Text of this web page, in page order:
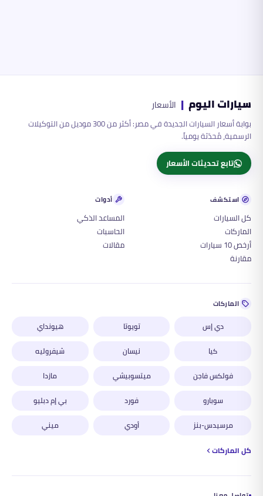
سيارات اليوم | الأسعار
بوابة أسعار السيارات الجديدة في مصر: أكثر من 300 موديل من التوكيلات
الرسمية، مُحدّثة يومياً.
تابع تحديثات الأسعار
استكشف
كل السيارات
الماركات
أرخص 10 سيارات
مقارنة
أدوات
المساعد الذكي
الحاسبات
مقالات
الماركات
دي إس تويوتا
هيونداي
كيا
نيسان
شيفروليه
فولكس فاجن
ميتسوبيشي
مازدا
سوبارو
فورد
بي إم دبليو
مرسيدس-بنز
أودي
ميني
كل الماركات